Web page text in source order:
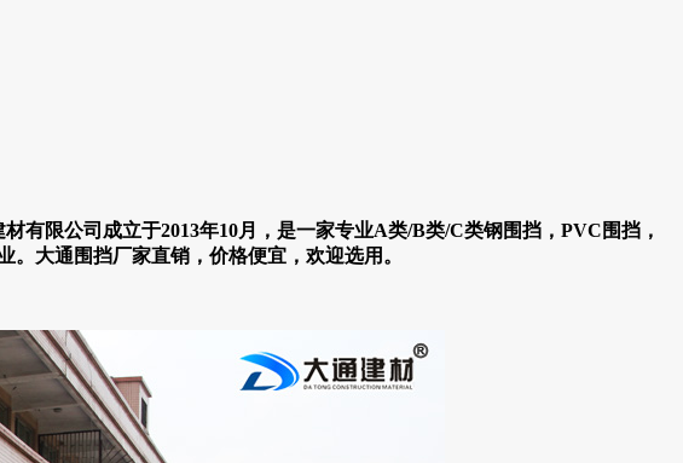
限公司成立于2013年10月，是一家专业A类/B类/C类钢围挡， PVC围挡，
大通围挡厂家直销，价格便宜，欢迎选用。